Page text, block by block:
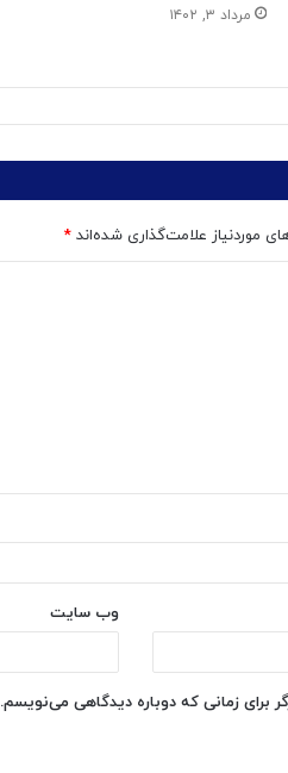
مرداد ۳, ۱۴۰۲
موردنیاز علامت‌گذاری شده‌اند *
وب‌ سایت
برای زمانی که دوباره دیدگاهی می‌نویسم.